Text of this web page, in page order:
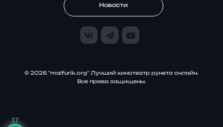
Новости
© 2026 "malfurik.org" Лучший кинотеатр рунета онлайн.
Все права защищены.
17